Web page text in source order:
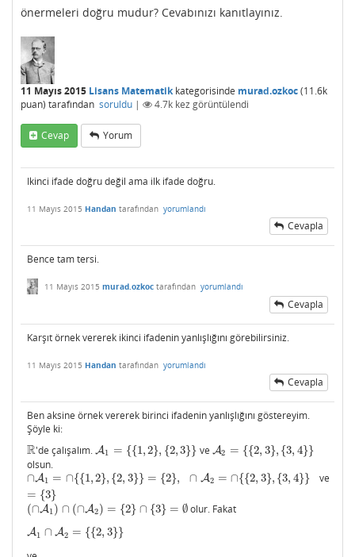
önermeleri doğru mudur? Cevabınızı kanıtlayınız.
11 Mayıs 2015 Lisans Matematikkategorisinde murad.ozkoc(11.6k
puan) tarafından soruldu | 4.7k kez görüntülendi
Cevap Yorum
Ikinci ifade doğru değil ama ilk ifade doğru.
11 Mayıs 2015 Handan tarafından yorumlandı
Cevapla
Bence tam tersi.
11 Mayıs 2015 murad.ozkoc tarafından yorumlandı
Cevapla
Karşıt örnek vererek ikinci ifadenin yanlışlığını görebilirsiniz.
11 Mayıs 2015 Handan tarafından yorumlandı
Cevapla
Ben aksine örnek vererek birinci ifadenin yanlışlığını göstereyim.
Şöyle ki:
R
R 'de çalışalım.A1 = {{1,2}, {2,3}}
A1= {{1 ,2},{2,3} } ve A2 = {{2, 3}, {3, 4}}
A2= {{2 ,3},{3,4} }
olsun.
∩A1 = ∩{{1,2}, {2, 3}} = {2}, ∩ A2 = ∩{{2, 3}, {3, 4}}
= {3}
∩A1= ∩{ {1,2},{2,3}} ={2 },∩A2= ∩{{2 },{ 3,4} }={ 3} ve
(∩A1) ∩ (∩A2) = {2} ∩ {3} = ∅
(∩A1)∩ (∩ A2)={2} ∩{3 }=∅ olur. Fakat
A1 ∩ A2 = {{2, 3}}
A1 ∩A2={ {2,3} }